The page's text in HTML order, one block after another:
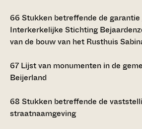
66 Stukken betreffende de
Interkerkelijke Stichting
van de bouw van het Rusthuis
67 Lijst van monumenten in de
Beijerland
68 Stukken betreffende de
straatnaamgeving